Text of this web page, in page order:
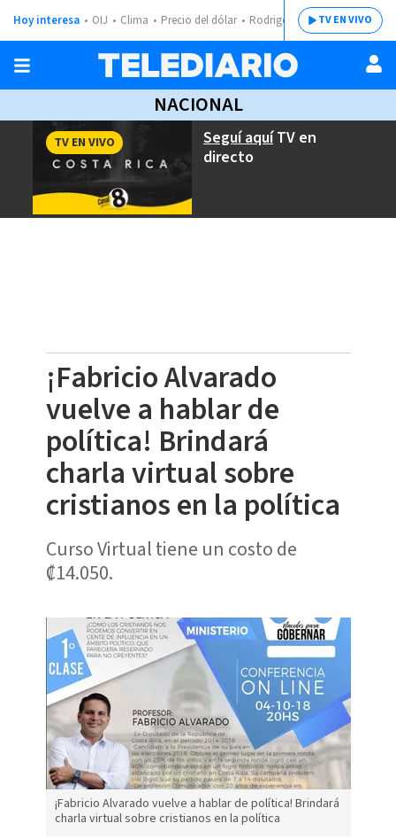
Hoy interesa OIJ Clima Precio del dólar Rodrigo ChavesTV EN VIVO
NACIONAL
Seguí aquíTV en
directo
TV EN VIVO
¡Fabricio Alvarado
vuelve a hablar de
política! Brindará
charla virtual sobre
cristianos en la política
Curso Virtual tiene un costo de
₡14.050.
¡Fabricio Alvarado vuelve a hablar de política! Brindará
charla virtual sobre cristianos en la política